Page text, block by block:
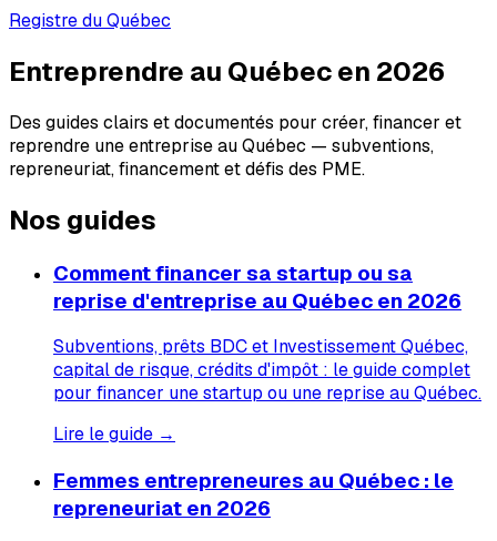
Registre du Québec
Entreprendre au Québec en 2026
Des guides clairs et documentés pour créer, financer et
reprendre une entreprise au Québec — subventions,
repreneuriat, financement et défis des PME.
Nos guides
Comment financer sa startup ou sa
reprise d'entreprise au Québec en 2026
Subventions, prêts BDC et Investissement Québec,
capital de risque, crédits d'impôt : le guide complet
pour financer une startup ou une reprise au Québec.
Lire le guide →
Femmes entrepreneures au Québec : le
repreneuriat en 2026